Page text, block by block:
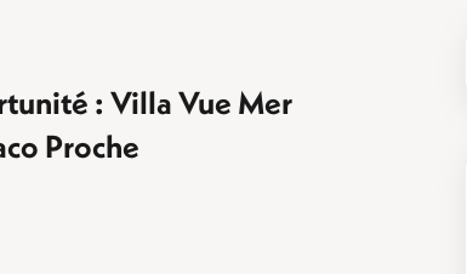
: Villa Vue Mer
Proche